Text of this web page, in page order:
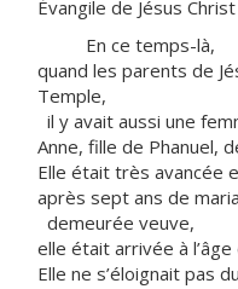
Évangile de Jésus
En ce temps-là,
quand les parents de
Temple,
il y avait aussi une
Anne, fille de Phanuel,
Elle était très avancée
après sept ans de
demeurée veuve,
elle était arrivée à l’âge
Elle ne s’éloignait pas